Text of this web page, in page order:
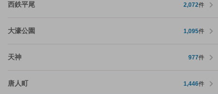
西鉄平尾 2,072件
大濠公園 1,095件
天神 977件
唐人町 1,446件